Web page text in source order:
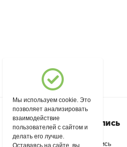
Моя учетная запись
Войти
Создать учетную запись
Мы используем cookie. Это
позволяет анализировать
взаимодействие
пользователей с сайтом и
делать его лучше.
Оставаясь на сайте, вы